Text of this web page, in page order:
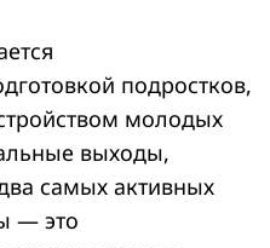
подростков,
молодых
выходы,
самых активных
— это